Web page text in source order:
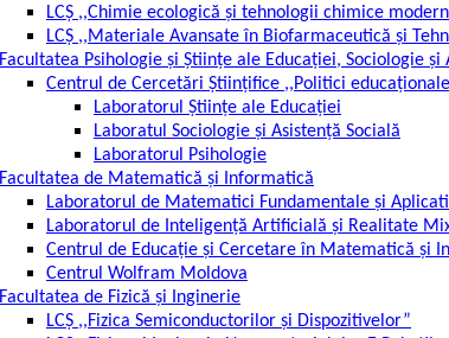
LCȘ ,,Chimie ecologică și tehnologii chimice
LCȘ ,,Materiale Avansate în Biofarmaceutică și
Facultatea Psihologie și Științe ale Educației, Sociologie și
Centrul de Cercetări Științifice ,,Politici
Laboratorul Științe ale Educației
Laboratul Sociologie și Asistență Socială
Laboratorul Psihologie
Facultatea de Matematică și Informatică
Laboratorul de Matematici Fundamentale și
Laboratorul de Inteligență Artificială și Realitate
Centrul de Educație și Cercetare în Matematică și
Centrul Wolfram Moldova
Facultatea de Fizică și Inginerie
LCȘ ,,Fizica Semiconductorilor și Dispozitivelor”